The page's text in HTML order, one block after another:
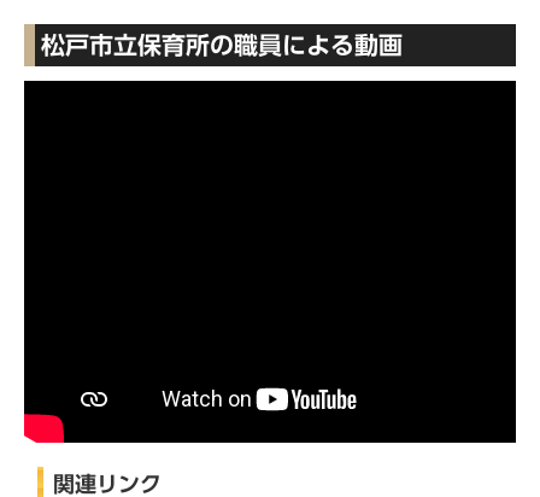
松戸市立保育所の職員による動画
関連リンク